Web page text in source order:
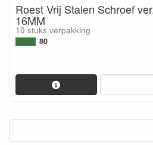
Roest Vrij Stalen Schroef
16MM
10 stuks verpakking
80